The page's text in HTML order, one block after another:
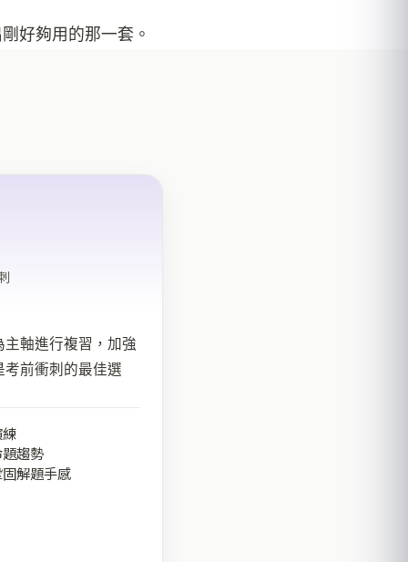
好夠用的那一套。
軸進行複習，加強
前衝刺的最佳選
趨勢
解題手感